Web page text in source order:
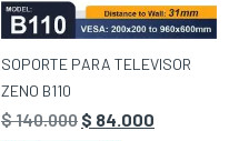
SOPORTE PARA TELEVISOR
ZENO B110
$140.000 $ 84.000